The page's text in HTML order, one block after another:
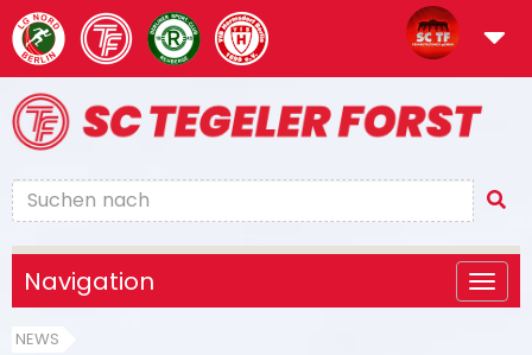
Navigation
NEWS